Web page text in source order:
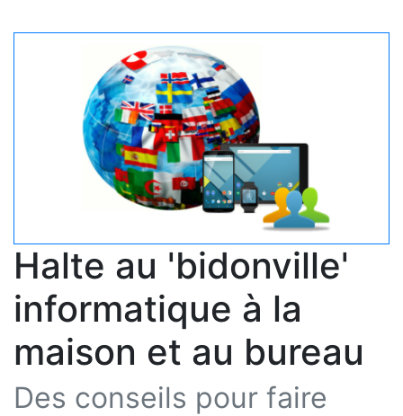
Halte au 'bidonville'
informatique à la
maison et au bureau
Des conseils pour faire